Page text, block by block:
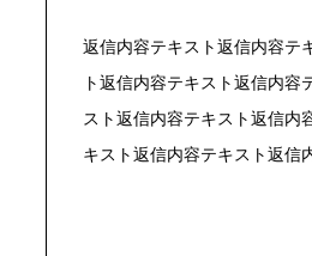
返信内容テキスト返信内容テ
ト返信内容テキスト返信内容
スト返信内容テキスト返信内
キスト返信内容テキスト返信